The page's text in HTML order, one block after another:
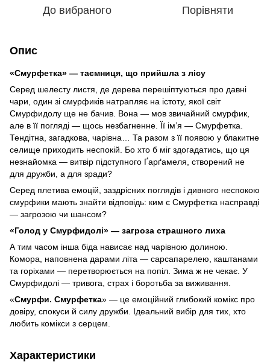
До вибраного Порівняти
Опис
«Смурфетка» — таємниця, що прийшла з лісу
Серед шелесту листя, де дерева перешіптуються про давні
чари, один зі смурфиків натрапляє на істоту, якої світ
Смурфидолу ще не бачив. Вона — мов звичайний смурфик,
але в її погляді — щось незбагненне. Її ім’я — Смурфетка.
Тендітна, загадкова, чарівна… Та разом з її появою у блакитне
селище приходить неспокій. Бо хто б міг здогадатись, що ця
незнайомка — витвір підступного Ґарґамеля, створений не
для дружби, а для зради?
Серед плетива емоцій, заздрісних поглядів і дивного неспокою
смурфики мають знайти відповідь: ким є Смурфетка насправді
— загрозою чи шансом?
«Голод у Смурфидолі» — загроза страшного лиха
А тим часом інша біда нависає над чарівною долиною.
Комора, наповнена дарами літа — сарсапарелею, каштанами
та горіхами — перетворюється на попіл. Зима ж не чекає. У
Смурфидолі — тривога, страх і боротьба за виживання.
«Смурфи. Смурфетка» — це емоційний глибокий комікс про
довіру, спокуси й силу дружби. Ідеальний вибір для тих, хто
любить комікси з серцем.
Характеристики